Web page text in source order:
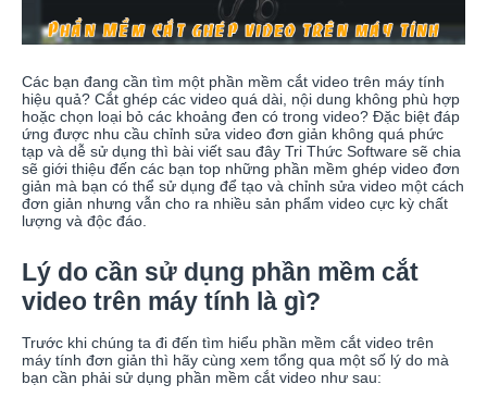
Các bạn đang cần tìm một phần mềm cắt video trên máy tính
hiệu quả? Cắt ghép các video quá dài, nội dung không phù hợp
hoặc chọn loại bỏ các khoảng đen có trong video? Đặc biệt đáp
ứng được nhu cầu chỉnh sửa video đơn giản không quá phức
tạp và dễ sử dụng thì bài viết sau đây Tri Thức Software sẽ chia
sẽ giới thiệu đến các bạn top những phần mềm ghép video đơn
giản mà bạn có thể sử dụng để tạo và chỉnh sửa video một cách
đơn giản nhưng vẫn cho ra nhiều sản phẩm video cực kỳ chất
lượng và độc đáo.
Lý do cần sử dụng phần mềm cắt
video trên máy tính là gì?
Trước khi chúng ta đi đến tìm hiểu phần mềm cắt video trên
máy tính đơn giản thì hãy cùng xem tổng qua một số lý do mà
bạn cần phải sử dụng phần mềm cắt video như sau: